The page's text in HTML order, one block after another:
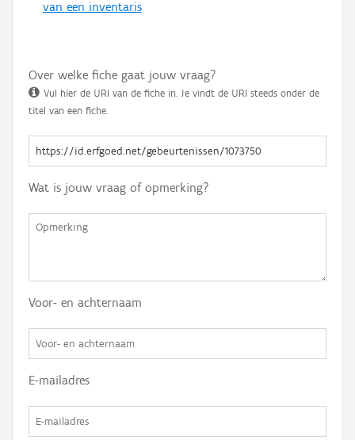
van een inventaris
Over welke fiche gaat jouw vraag?
Vul hier de URI van de fiche in. Je vindt de URI steeds onder de
titel van een fiche.
Wat is jouw vraag of opmerking?
Voor- en achternaam
E-mailadres